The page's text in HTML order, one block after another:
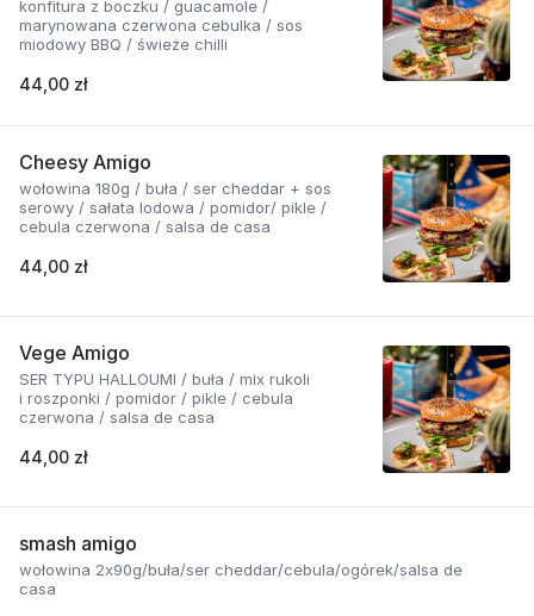
konfitura z boczku / guacamole /
marynowana czerwona cebulka / sos
miodowy BBQ / świeże chilli
44,00 zł
Cheesy Amigo
wołowina 180g / buła / ser cheddar + sos
serowy / sałata lodowa / pomidor/ pikle /
cebula czerwona / salsa de casa
44,00 zł
Vege Amigo
SER TYPU HALLOUMI / buła / mix rukoli
i roszponki / pomidor / pikle / cebula
czerwona / salsa de casa
44,00 zł
smash amigo
wołowina 2x90g/buła/ser cheddar/cebula/ogórek/salsa de
casa